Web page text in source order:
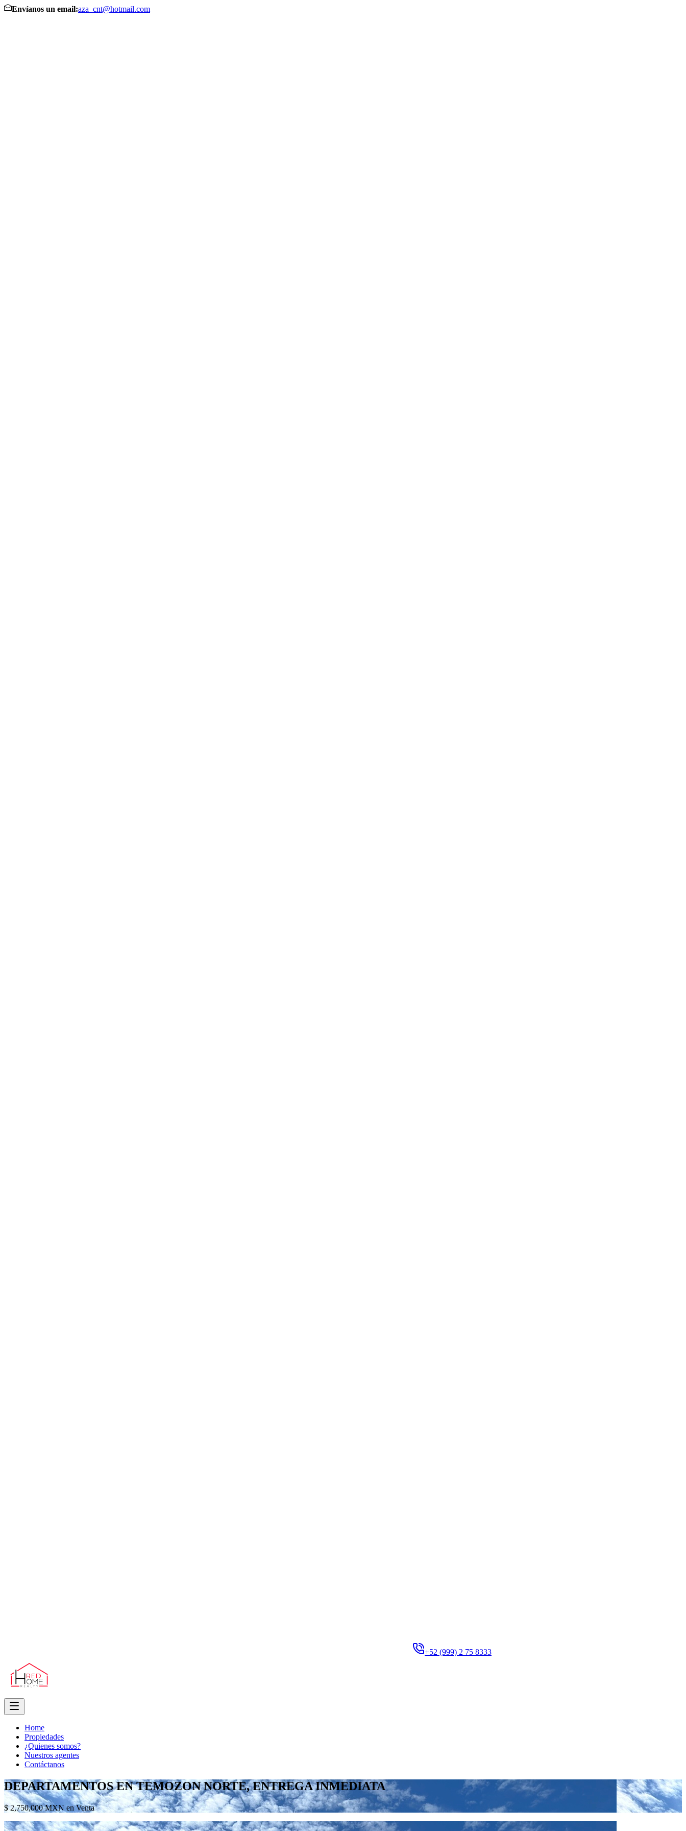
Envíanos un email:aza_cnt@hotmail.com
+52 (999) 2 75 8333
Home
Propiedades
¿Quienes somos?
Nuestros agentes
Contáctanos
DEPARTAMENTOS EN TEMOZON NORTE, ENTREGA INMEDIATA
$ 2,750,000 MXN en Venta